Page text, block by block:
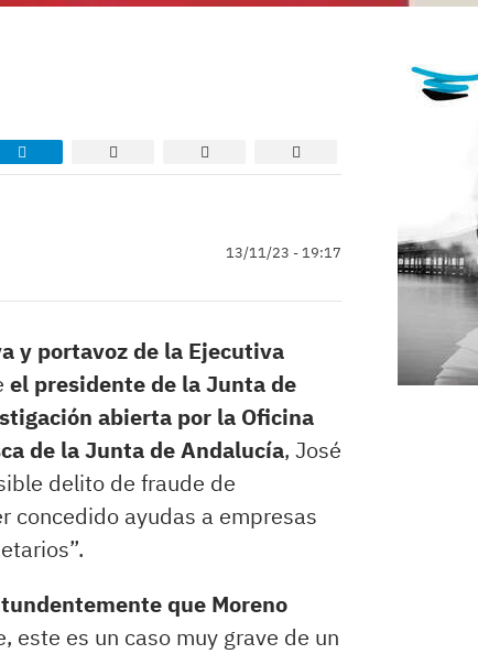
13/11/23 - 19:17
y portavoz de la Ejecutiva
el presidente de la Junta de
abierta por la Oficina
de la Junta de Andalucía, José
delito de fraude de
concedido ayudas a empresas
que Moreno
este es un caso muy grave de un